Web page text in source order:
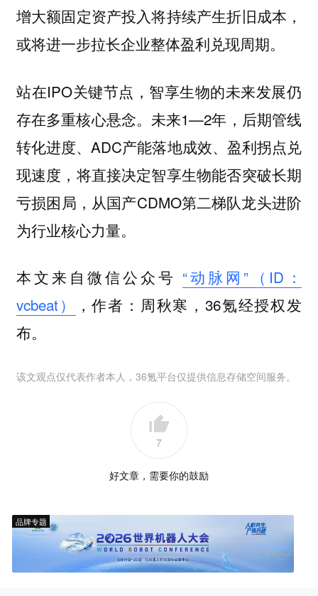
增大额固定资产投入将持续产生折旧成本，
或将进一步拉长企业整体盈利兑现周期。
站在IPO关键节点，智享生物的未来发展仍
存在多重核心悬念。未来1—2年，后期管线
转化进度、ADC产能落地成效、盈利拐点兑
现速度，将直接决定智享生物能否突破长期
亏损困局，从国产CDMO第二梯队龙头进阶
为行业核心力量。
本文来自微信公众号 “动脉网”（ID：
vcbeat）
，作者：周秋寒，36氪经授权发
布。
该文观点仅代表作者本人，36氪平台仅提供信息存储空间服务。
7
好文章，需要你的鼓励
品牌专题